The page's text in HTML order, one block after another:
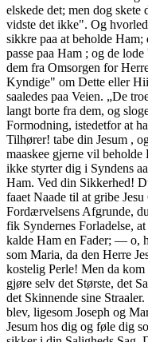
elskede det; men dog
vidste det ikke". Og
sikkre paa at beholde
passe paa Ham ; og de
dem fra Omsorgen for
Kyndige" om Dette eller
saaledes paa Veien. „De
langt borte fra dem, og
Formodning, istedetfor at
Tilhører! tabe din Jesum ,
maaskee gjerne vil
ikke styrter dig i Syndens
Ham. Ved din Sikkerhed!
faaet Naade til at gribe
Fordærvelsens Afgrunde,
fik Syndernes Forladelse,
kalde Ham en Fader; — o,
som Maria, da den Herre
kostelig Perle! Men da
gjøre selv det Største, det
det Skinnende sine
blev, ligesom Joseph og
Jesum hos dig og føle dig